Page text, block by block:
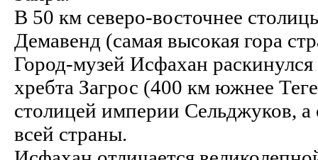
В 50 км северо-восточнее
Демавенд (самая высокая гора
Город-музей Исфахан
хребта Загрос (400 км южнее
столицей империи Сельджуков, а
всей страны.